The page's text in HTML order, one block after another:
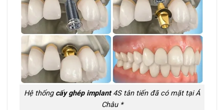
Hệ thốngcấy ghép implant4S tân tiến đã có mặt tại Á
Châu *